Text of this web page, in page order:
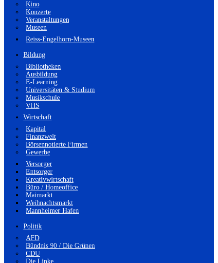
Kino
Konzerte
Veranstaltungen
Museen
Reiss-Engelhorn-Museen
Bildung
Bibliotheken
Ausbildung
E-Learning
Universitäten & Studium
Musikschule
VHS
Wirtschaft
Kapital
Finanzwelt
Börsennotierte Firmen
Gewerbe
Versorger
Entsorger
Kreativwirtschaft
Büro / Homeoffice
Maimarkt
Weihnachtsmarkt
Mannheimer Hafen
Politik
AFD
Bündnis 90 / Die Grünen
CDU
Die Linke